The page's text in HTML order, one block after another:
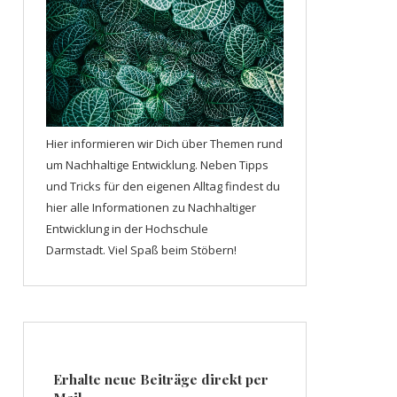
Hier informieren wir Dich über Themen rund
um Nachhaltige Entwicklung. Neben Tipps
und Tricks für den eigenen Alltag findest du
hier alle Informationen zu Nachhaltiger
Entwicklung in der Hochschule
Darmstadt. Viel Spaß beim Stöbern!
Erhalte neue Beiträge direkt per